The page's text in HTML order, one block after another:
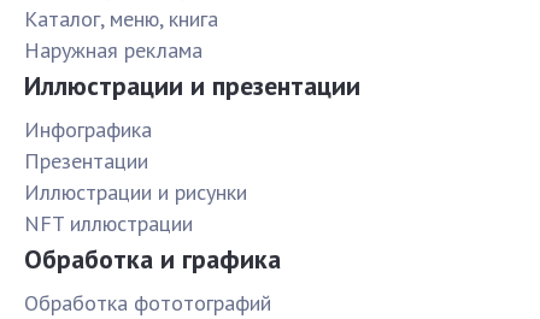
Каталог, меню, книга
Наружная реклама
Иллюстрации и презентации
Инфографика
Презентации
Иллюстрации и рисунки
NFT иллюстрации
Обработка и графика
Обработка фототографий